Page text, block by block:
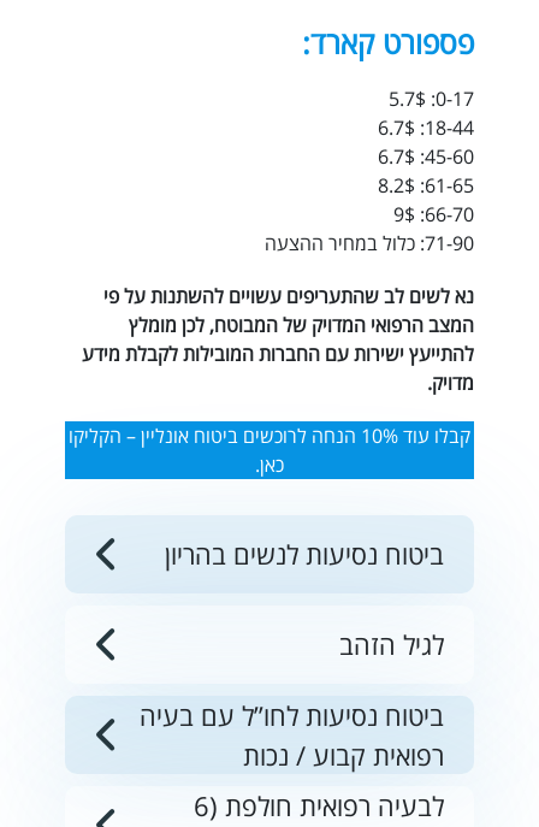
ביטוח נסיעות לנשים בהריון
לגיל הזהב
ביטוח נסיעות לחו”ל עם בעיה
רפואית קבוע / נכות
לבעיה רפואית חולפת (6
פספורט קארד:
0-17: 5.7$
18-44: 6.7$
45-60: 6.7$
61-65: 8.2$
66-70: 9$
71-90: כלול במחיר ההצעה
נא לשים לב שהתעריפים עשויים להשתנות על פי
המצב הרפואי המדויק של המבוטח, לכן מומלץ
להתייעץ ישירות עם החברות המובילות לקבלת מידע
מדויק.
קבלו עוד 10% הנחה לרוכשים ביטוח אונליין – הקליקו
כאן.